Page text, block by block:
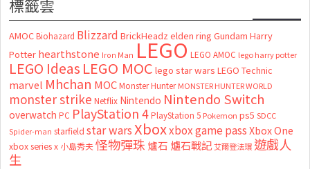
標籤雲
AMOC Biohazard Blizzard BrickHeadz elden ring Gundam Harry
Potter hearthstone Iron Man LEGO LEGO AMOC lego harry potter
LEGO Ideas LEGO MOC lego star wars LEGO Technic
marvel Mhchan MOC Monster Hunter MONSTER HUNTER WORLD
monster strike Netflix Nintendo Nintendo Switch
overwatch PC PlayStation 4 PlayStation 5 Pokemon ps5 SDCC
Spider-man starfield star warsXboxxbox game passXbox One
xbox series x 小島秀夫怪物彈珠 爐石 爐石戰記艾爾登法環 遊戲人
生